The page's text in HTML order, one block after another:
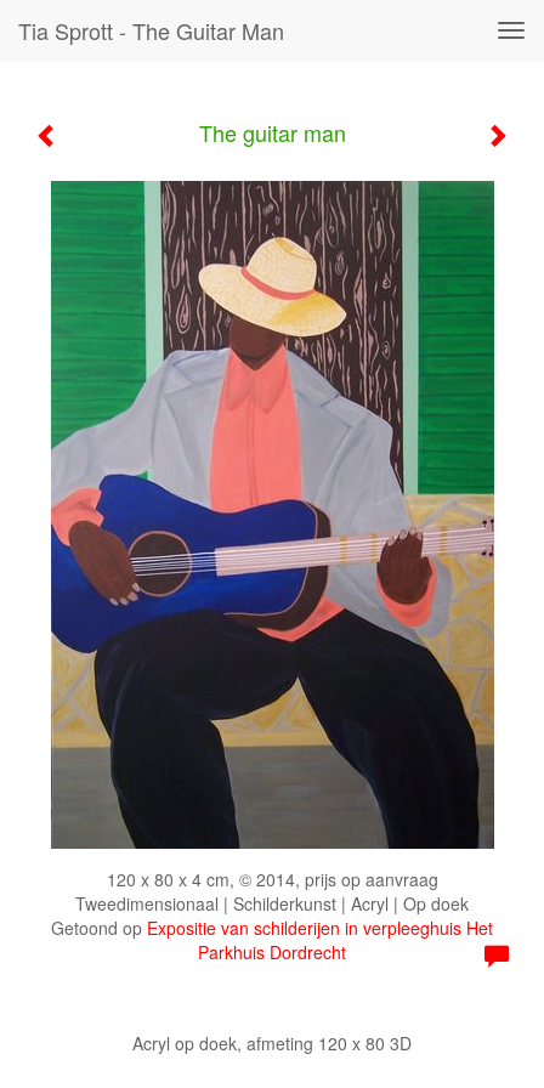
Tia Sprott - The Guitar Man
The guitar man
120 x 80 x 4 cm, © 2014, prijs op aanvraag
Tweedimensionaal | Schilderkunst | Acryl | Op doek
Getoond op Expositie van schilderijen in verpleeghuis Het
Parkhuis Dordrecht
Acryl op doek, afmeting 120 x 80 3D